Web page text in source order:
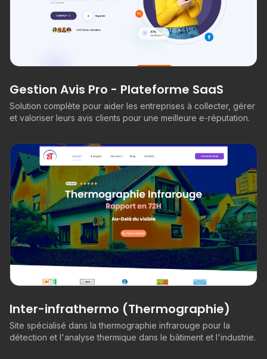
Gestion Avis Pro - Plateforme SaaS
Solution complète pour aider les entreprises à collecter, gérer
et valoriser leurs avis clients pour une meilleure e-réputation.
Inter-infrathermo (Thermographie)
Site spécialisé dans la thermographie infrarouge pour la
détection et l'analyse thermique dans le bâtiment et l'industrie.